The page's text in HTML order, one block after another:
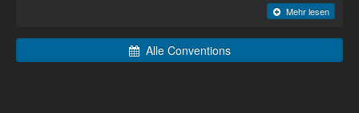
Mehr lesen
Alle Conventions